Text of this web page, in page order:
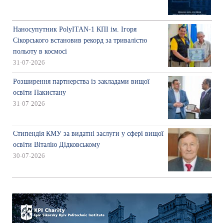
Наносупутник PolyITAN-1 КПІ ім. Ігоря
Сікорського встановив рекорд за тривалістю
польоту в космосі
31-07-2026
Розширення партнерства із закладами вищої
освіти Пакистану
31-07-2026
Стипендія КМУ за видатні заслуги у сфері вищої
освіти Віталію Дідковському
30-07-2026